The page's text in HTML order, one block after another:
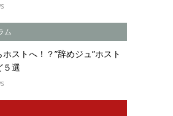
ム
ストへ！？”辞めジュ”ホスト
５選